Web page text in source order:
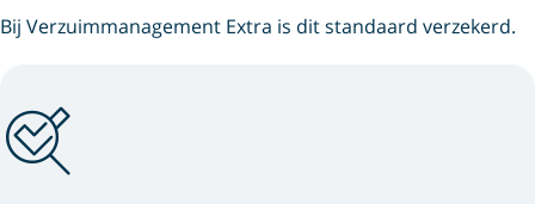
Bij Verzuimmanagement Extra is dit standaard verzekerd.